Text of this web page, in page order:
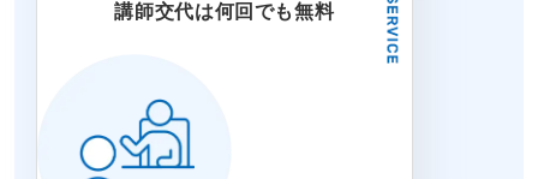
講師交代は何回でも無料